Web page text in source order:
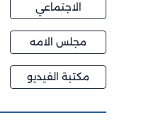
الاجتماعي
مجلس الامه
مكتبة الفيديو